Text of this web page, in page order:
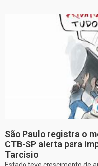
São Paulo registra o
CTB-SP alerta para
Tarcísio